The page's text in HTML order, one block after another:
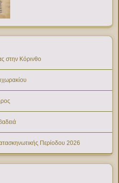
στην Κόρινθο
Περίοδου 2026